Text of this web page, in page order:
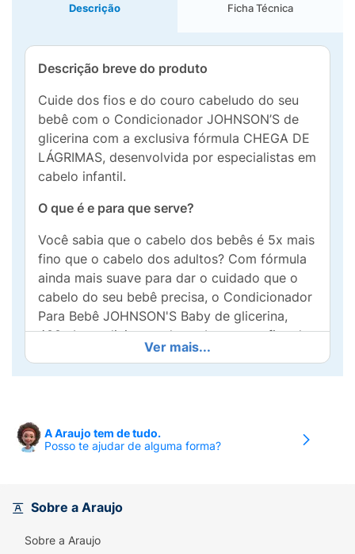
Descrição Ficha Técnica
Descrição breve do produto
Cuide dos fios e do couro cabeludo do seu
bebê com o Condicionador JOHNSON’S de
glicerina com a exclusiva fórmula CHEGA DE
LÁGRIMAS, desenvolvida por especialistas em
cabelo infantil.
O que é e para que serve?
Você sabia que o cabelo dos bebês é 5x mais
fino que o cabelo dos adultos? Com fórmula
ainda mais suave para dar o cuidado que o
cabelo do seu bebê precisa, o Condicionador
Para Bebê JOHNSON'S Baby de glicerina,
400mL condiciona e desembaraça os fios de
forma eficaz e segura, e deixa os fios macios
e fáceis de pentear, além de cuidar do couro
Dermatologistas. Frasco com 20% de plástico
reciclado, cuidando do seu bebê e do futuro
Benefícios e diferenciais
- A fórmula CHEGA DE LÁGRIMAS permite
uma experiência sem choro, por ser suave
Ver mais...
A Araujo tem de tudo.
Posso te ajudar de alguma forma?
Sobre a Araujo
Sobre a Araujo